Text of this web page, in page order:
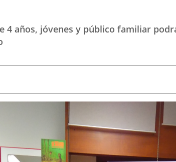
4 años, jóvenes y público familiar